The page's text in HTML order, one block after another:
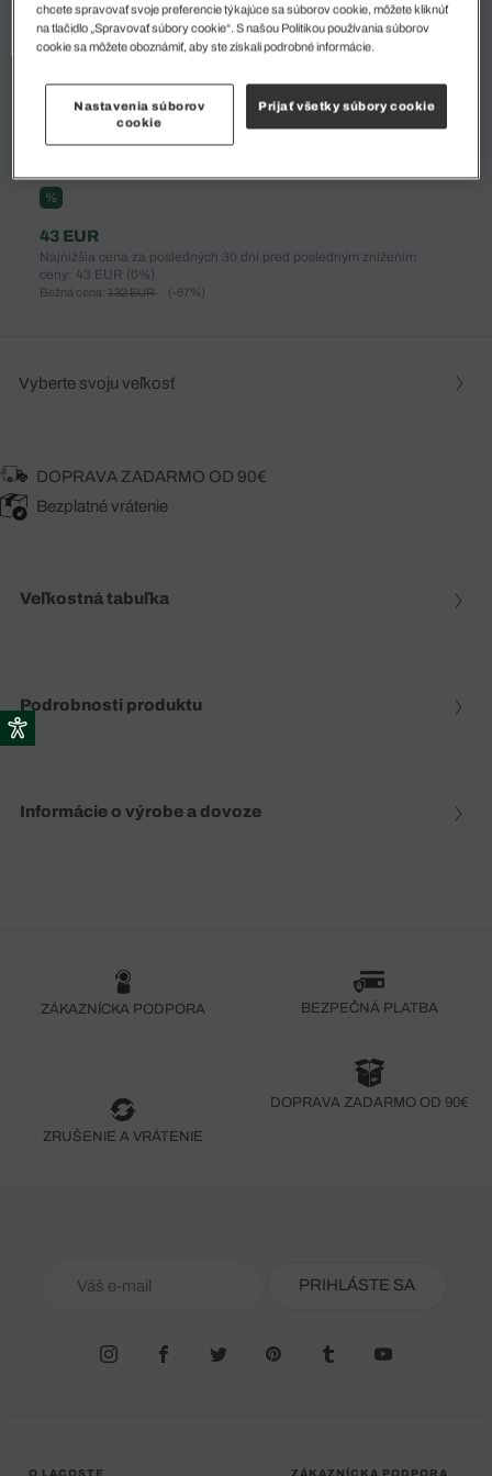
%
43 EUR
Najnižšia cena za posledných 30 dní pred posledným znížením
ceny: 43 EUR (0%)
Bežná cena: 132 EUR (-67%)
Vyberte svoju veľkosť
DOPRAVA ZADARMO OD 90€
Bezplatné vrátenie
Veľkostná tabuľka
Podrobnosti produktu
Informácie o výrobe a dovoze
ZÁKAZNÍCKA PODPORA BEZPEČNÁ PLATBA
ZRUŠENIE A VRÁTENIE
DOPRAVA ZADARMO OD 90€
PRIHLÁSTE SA
O LACOSTE ZÁKAZNÍCKA PODPORA
chcete spravovať svoje preferencie týkajúce sa súborov cookie, môžete kliknúť
na tlačidlo „Spravovať súbory cookie“. S našou Politikou používania súborov
cookie sa môžete oboznámiť, aby ste získali podrobné informácie.
Nastavenia súborov
cookie
Prijať všetky súbory cookie